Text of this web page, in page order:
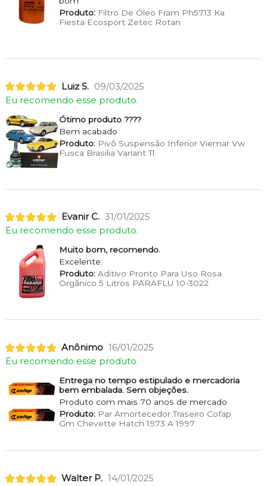
Produto:Filtro De Óleo Fram Ph5713 Ka
Fiesta Ecosport Zetec Rotan
Luiz S. 09/03/2025
Eu recomendo esse produto.
Ótimo produto ????
Bem acabado
Produto:Pivô Suspensão Inferior Viemar Vw
Fusca Brasilia Variant Tl
Evanir C. 31/01/2025
Eu recomendo esse produto.
Muito bom, recomendo.
Excelente.
Produto:Aditivo Pronto Para Uso Rosa
Orgânico 5 Litros PARAFLU 10-3022
Anônimo 16/01/2025
Eu recomendo esse produto.
Entrega no tempo estipulado e mercadoria
bem embalada. Sem objeções.
Produto com mais 70 anos de mercado
Produto:Par Amortecedor Traseiro Cofap
Gm Chevette Hatch 1973 A 1997
Walter P. 14/01/2025